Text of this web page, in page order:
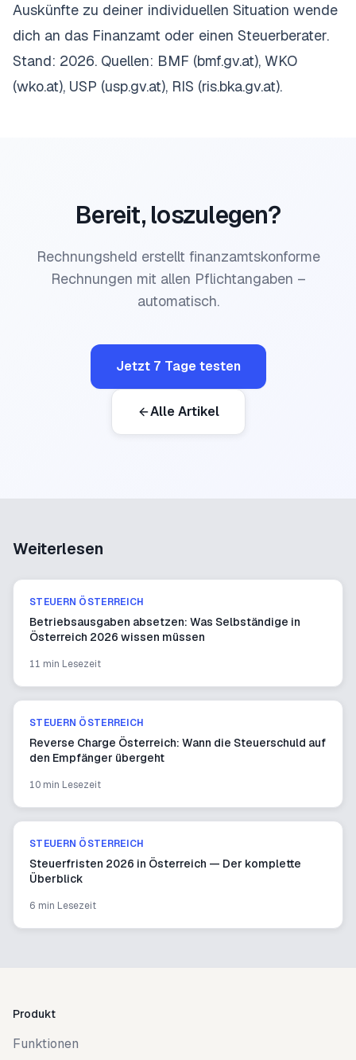
Auskünfte zu deiner individuellen Situation wende
dich an das Finanzamt oder einen Steuerberater.
Stand: 2026. Quellen: BMF (bmf.gv.at), WKO
(wko.at), USP (usp.gv.at), RIS (ris.bka.gv.at).
Bereit, loszulegen?
Rechnungsheld erstellt finanzamtskonforme
Rechnungen mit allen Pflichtangaben –
automatisch.
Jetzt 7 Tage testen
Alle Artikel
Weiterlesen
STEUERN ÖSTERREICH
Betriebsausgaben absetzen: Was Selbständige in
Österreich 2026 wissen müssen
11 min Lesezeit
STEUERN ÖSTERREICH
Reverse Charge Österreich: Wann die Steuerschuld auf
den Empfänger übergeht
10 min Lesezeit
STEUERN ÖSTERREICH
Steuerfristen 2026 in Österreich — Der komplette
Überblick
6 min Lesezeit
Produkt
Funktionen